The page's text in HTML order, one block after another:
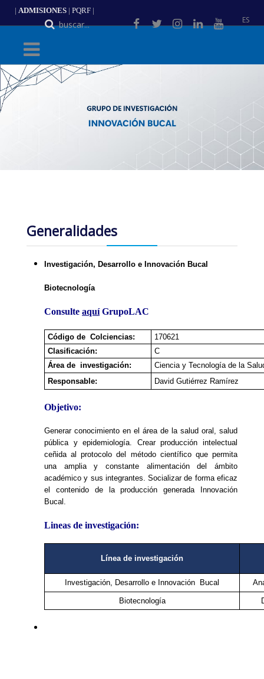
| ADMISIONES | PQRF |
ES
Generalidades
Investigación, Desarrollo e Innovación Bucal
Biotecnología
Consulte aquíGrupoLAC
Código de Colciencias:
170621
Clasificación:
C
Área de investigación:
Ciencia y Tecnología de la
Responsable:
David Gutiérrez Ramírez
Objetivo:
Generar conocimiento en el área de la salud oral, salud
pública y epidemiología. Crear producción intelectual
ceñida al protocolo del método científico que permita
una amplia y constante alimentación del ámbito
académico y sus integrantes. Socializar de forma eficaz
el contenido de la producción generada Innovación
Bucal.
Lineas de investigación:
Línea de investigación
Investigación, Desarrollo e Innovación Bucal
Biotecnología